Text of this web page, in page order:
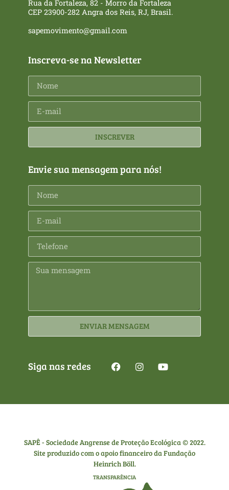
Rua da Fortaleza, 82 - Morro da Fortaleza
CEP 23900-282 Angra dos Reis, RJ, Brasil.
sapemovimento@gmail.com
Inscreva-se na Newsletter
INSCREVER
Envie sua mensagem para nós!
ENVIAR MENSAGEM
Siga nas redes
SAPÊ - Sociedade Angrense de Proteção Ecológica © 2022.
Site produzido com o apoio financeiro da Fundação
Heinrich Böll.
TRANSPARÊNCIA